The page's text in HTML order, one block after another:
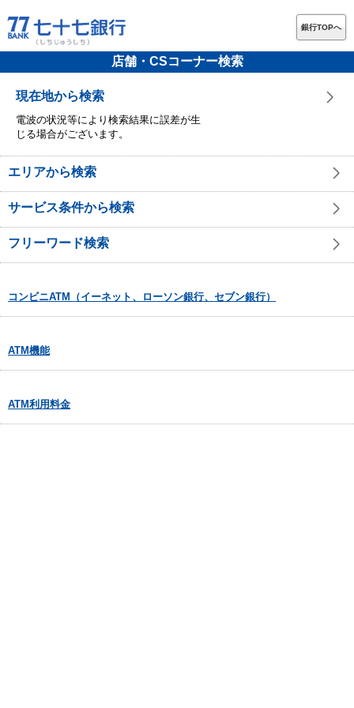
銀行TOPへ
店舗・CSコーナー検索
現在地から検索
電波の状況等により検索結果に誤差が生
じる場合がございます。
エリアから検索
サービス条件から検索
フリーワード検索
コンビニATM（イーネット、ローソン銀行、セブン銀行）
ATM機能
ATM利用料金